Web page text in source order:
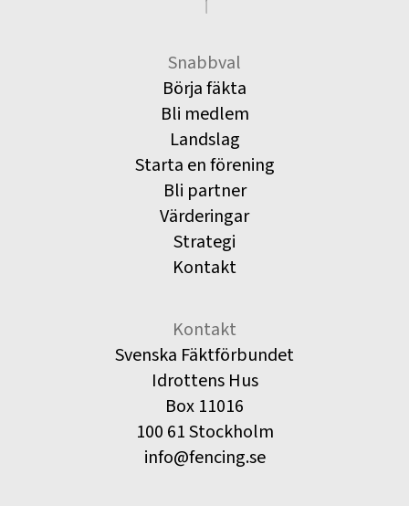
Snabbval
Börja fäkta
Bli medlem
Landslag
Starta en förening
Bli partner
Värderingar
Strategi
Kontakt
Kontakt
Svenska Fäktförbundet
Idrottens Hus
Box 11016
100 61 Stockholm
info@fencing.se